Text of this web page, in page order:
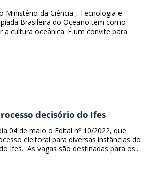
Ministério da Ciência , Tecnologia e
Brasileira do Oceano tem como
cultura oceânica. É um convite para
decisório do Ifes
04 de maio o Edital nº 10/2022, que
eleitoral para diversas instâncias do
Ifes. As vagas são destinadas para os...